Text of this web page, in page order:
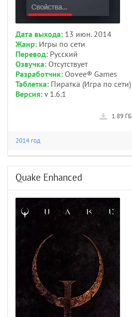
Дата выхода: 13 июн. 2014
Жанр: Игры по сети
Перевод: Русский
Озвучка: Отсутствует
Разработчик: Oovee® Games
Таблетка: Пиратка (Игра по сети)
Версия: v 1.6.1
1.89 ГБ
2014 год
Quake Enhanced